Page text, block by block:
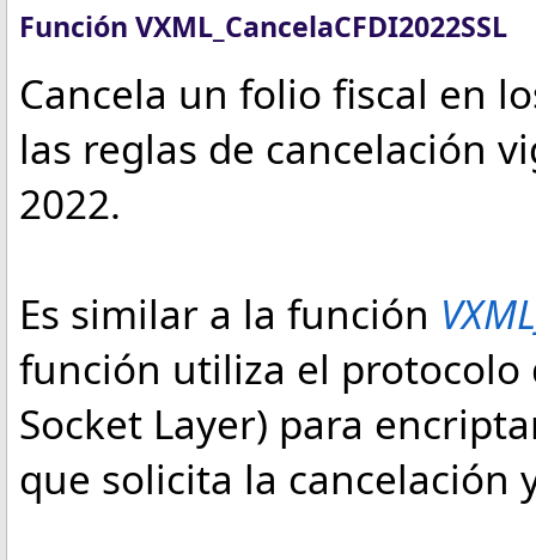
Función VXML_CancelaCFDI2022SSL
Cancela un folio fiscal en
las reglas de cancelación
2022.
Es similar a la función
función utiliza el protocolo
Socket Layer) para
que solicita la cancelación